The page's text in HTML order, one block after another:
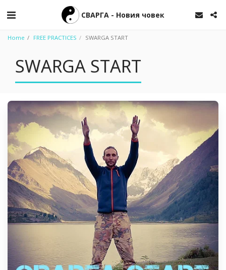
СВАРГА - Новия човек
Home FREE PRACTICES SWARGA START
SWARGA START